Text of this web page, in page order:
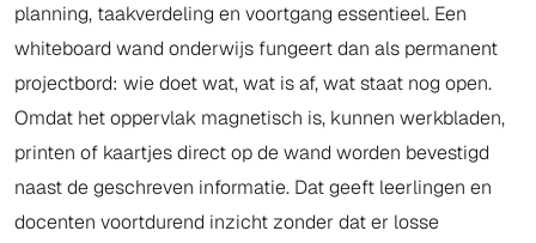
planning, taakverdeling en voortgang essentieel. Een
whiteboard wand onderwijs fungeert dan als permanent
projectbord: wie doet wat, wat is af, wat staat nog open.
Omdat het oppervlak magnetisch is, kunnen werkbladen,
printen of kaartjes direct op de wand worden bevestigd
naast de geschreven informatie. Dat geeft leerlingen en
docenten voortdurend inzicht zonder dat er losse